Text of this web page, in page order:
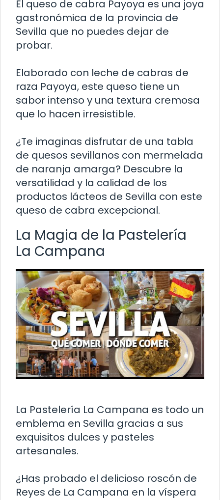
El queso de cabra Payoya es una joya
gastronómica de la provincia de
Sevilla que no puedes dejar de
probar.
Elaborado con leche de cabras de
raza Payoya, este queso tiene un
sabor intenso y una textura cremosa
que lo hacen irresistible.
¿Te imaginas disfrutar de una tabla
de quesos sevillanos con mermelada
de naranja amarga? Descubre la
versatilidad y la calidad de los
productos lácteos de Sevilla con este
queso de cabra excepcional.
La Magia de la Pastelería
La Campana
La Pastelería La Campana es todo un
emblema en Sevilla gracias a sus
exquisitos dulces y pasteles
artesanales.
¿Has probado el delicioso roscón de
Reyes de La Campana en la víspera